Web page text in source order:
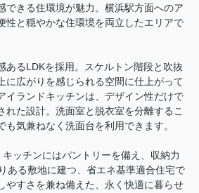
できる住環境が魅力。横浜駅方面へのア
性と穏やかな住環境を両立したエリアで
あるLDKを採用。スケルトン階段と吹抜
に広がりを感じられる空間に仕上がって
イランドキッチンは、デザイン性だけで
れた設計。洗面室と脱衣室を分離するこ
も気兼ねなく洗面台を利用できます。
ッチンにはパントリーを備え、収納力
ある敷地に建つ、省エネ基準適合住宅で
やすさを兼ね備えた、永く快適に暮らせ